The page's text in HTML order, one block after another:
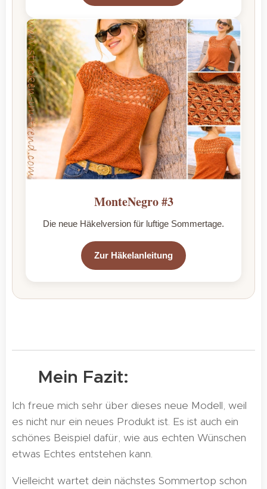
MonteNegro #3
Die neue Häkelversion für luftige Sommertage.
Zur Häkelanleitung
💛 Mein Fazit:
Ich freue mich sehr über dieses neue Modell, weil
es nicht nur ein neues Produkt ist. Es ist auch ein
schönes Beispiel dafür, wie aus echten Wünschen
etwas Echtes entstehen kann.
Vielleicht wartet dein nächstes Sommertop schon